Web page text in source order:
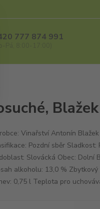
777 874 991
Blažek
Vinařství Antonín
Pozdní sběr
Slovácká Obec: Dolní
alkoholu: 13,0 %
0,75 l Teplota pro